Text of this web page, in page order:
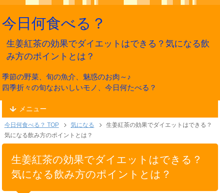
今日何食べる？
生姜紅茶の効果でダイエットはできる？気になる飲
み方のポイントとは？
季節の野菜、旬の魚介、魅惑のお肉～♪
四季折々の旬なおいしいモノ、今日何たべる？
メニュー
今日何食べる？ TOP 気になる
生姜紅茶の効果でダイエットはできる？
気になる飲み方のポイントとは？
生姜紅茶の効果でダイエットはできる？
気になる飲み方のポイントとは？